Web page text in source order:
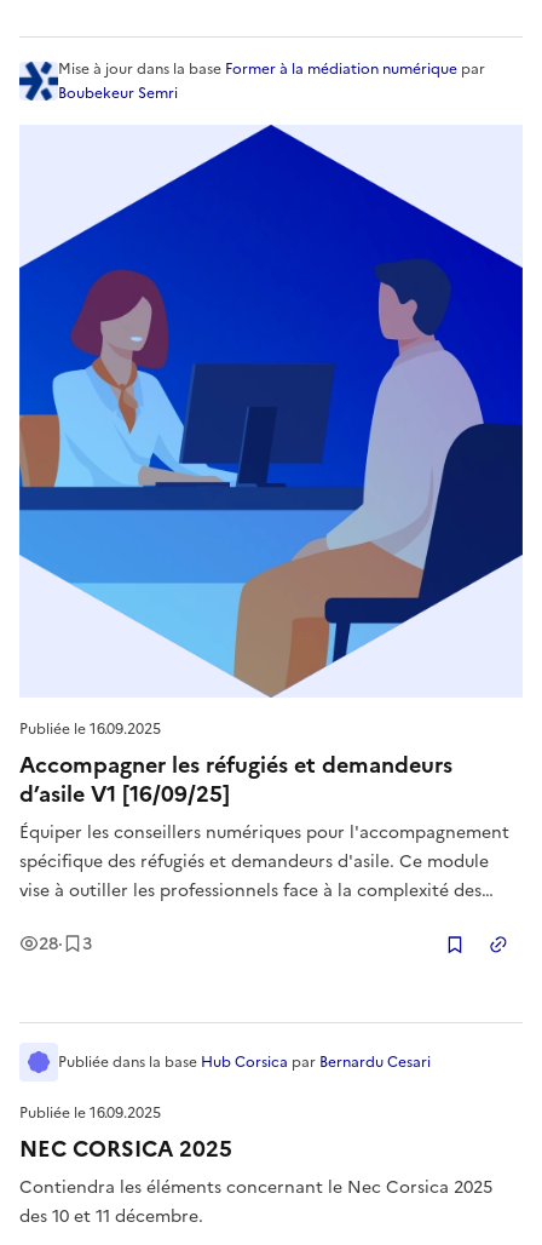
Publiée le16.09.2025
Accompagner les réfugiés et demandeurs
d’asile V1 [16/09/25]
Équiper les conseillers numériques pour l'accompagnement
spécifique des réfugiés et demandeurs d'asile. Ce module
vise à outiller les professionnels face à la complexité des
culturelles. L'objectif est de fournir les repères, les outils et
28Vues
· 3Enregistrement
Mise à jourdans la base Former à la médiation numérique par
Boubekeur Semri
Publiée le16.09.2025
NEC CORSICA 2025
Contiendra les éléments concernant le Nec Corsica 2025
des 10 et 11 décembre.
Publiéedans la base Hub Corsica par Bernardu Cesari